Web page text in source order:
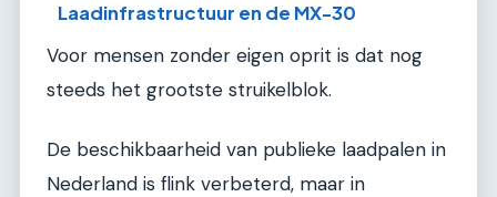
Laadinfrastructuur en de MX-30
Voor mensen zonder eigen oprit is dat nog
steeds het grootste struikelblok.
De beschikbaarheid van publieke laadpalen in
Nederland is flink verbeterd, maar in